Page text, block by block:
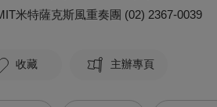
米特薩克斯風重奏團 (02) 2367-0039
收藏 主辦專頁